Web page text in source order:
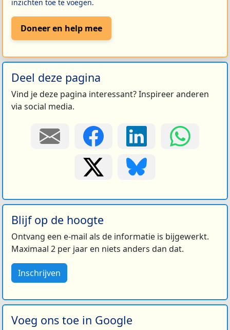
inzichten toe te voegen.
Doneer en help mee
Deel deze pagina
Vind je deze pagina interessant? Inspireer anderen
via social media.
Blijf op de hoogte
Ontvang een e-mail als de informatie is bijgewerkt.
Maximaal 2 per jaar en niets anders dan dat.
Inschrijven
Voeg ons toe in Google